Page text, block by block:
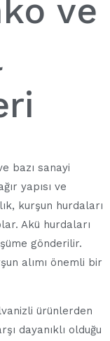
ve
bazı sanayi
yapısı ve
kurşun hurdaları
Akü hurdaları
gönderilir.
alımı önemli bir
ürünlerden
dayanıklı olduğu